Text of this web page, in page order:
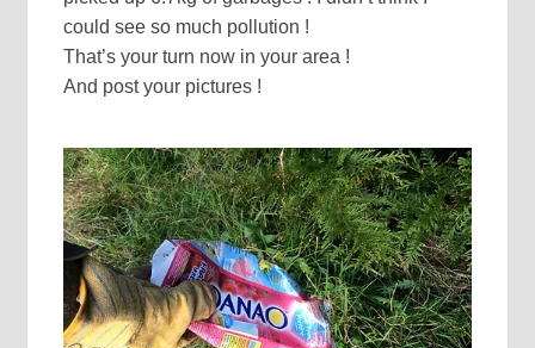
could see so much pollution !
That’s your turn now in your area !
And post your pictures !